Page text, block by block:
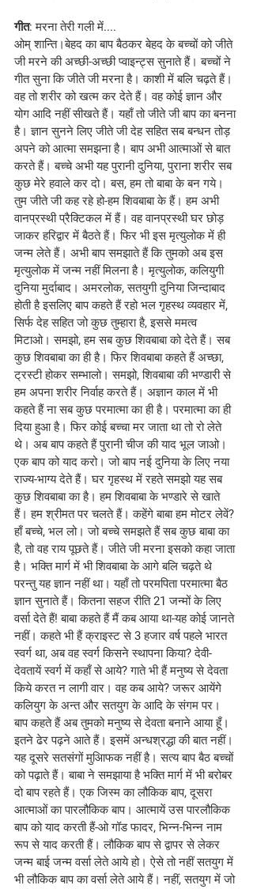
गीत: मरना तेरी गली में....
ओम् शान्ति।बेहद का बाप बैठकर बेहद के बच्चों को जीते
जी मरने की अच्छी-अच्छी प्वाइन्ट्स सुनाते हैं। बच्चों ने
गीत सुना कि जीते जी मरना है। काशी में बलि चढ़ते हैं।
वह तो शरीर को खत्म कर देते हैं। वह कोई ज्ञान और
योग आदि नहीं सीखते हैं। यहाँ तो जीते जी बाप का बनना
है। ज्ञान सुनने लिए जीते जी देह सहित सब बन्धन तोड़
अपने को आत्मा समझना है। बाप अभी आत्माओं से बात
करते हैं। बच्चे अभी यह पुरानी दुनिया, पुराना शरीर सब
कुछ मेरे हवाले कर दो। बस, हम तो बाबा के बन गये।
तुम जीते जी कह रहे हो-हम शिवबाबा के हैं। हम अभी
वानप्रस्थी प्रैक्टिकल में हैं। वह वानप्रस्थी घर छोड़
जाकर हरिद्वार में बैठते हैं। फिर भी इस मृत्युलोक में ही
जन्म लेते हैं। अभी बाप समझाते हैं कि तुमको अब इस
मृत्युलोक में जन्म नहीं मिलना है। मृत्युलोक, कलियुगी
दुनिया मुर्दाबाद। अमरलोक, सतयुगी दुनिया जिन्दाबाद
होती है इसलिए बाप कहते हैं रहो भल गृहस्थ व्यवहार में,
सिर्फ देह सहित जो कुछ तुम्हारा है, इससे ममत्व
मिटाओ। समझो, हम सब कुछ शिवबाबा को देते हैं। सब
कुछ शिवबाबा का ही है। फिर शिवबाबा कहते हैं अच्छा,
ट्रस्टी होकर सम्भालो। समझो, शिवबाबा की भण्डारी से
हम अपना शरीर निर्वाह करते हैं। अज्ञान काल में भी
कहते हैं ना सब कुछ परमात्मा का ही है। परमात्मा का ही
दिया हुआ है। फिर कोई बच्चा मर जाता था तो रो लेते
थे। अब बाप कहते हैं पुरानी चीज की याद भूल जाओ।
एक बाप को याद करो। जो बाप नई दुनिया के लिए नया
राज्य-भाग्य देते हैं। घर गृहस्थ में रहते समझो यह सब
कुछ शिवबाबा का है। हम शिवबाबा के भण्डारे से खाते
हैं। हम श्रीमत पर चलते हैं। कहेंगे बाबा हम मोटर लेवें?
हाँ बच्चे, भल लो। जो बच्चे समझते हैं सब कुछ बाबा का
है, तो वह राय पूछते हैं। जीते जी मरना इसको कहा जाता
है। भक्ति मार्ग में भी शिवबाबा के आगे बलि चढ़ते थे
परन्तु यह ज्ञान नहीं था। यहाँ तो परमपिता परमात्मा बैठ
ज्ञान सुनाते हैं। कितना सहज रीति 21 जन्मों के लिए
वर्सा देते हैं! बाबा कहते हैं मैं कब आया था-यह कोई जानते
नहीं। कहते भी हैं क्राइस्ट से 3 हजार वर्ष पहले भारत
स्वर्ग था, अब वह स्वर्ग किसने स्थापना किया? देवी-
देवतायें स्वर्ग में कहाँ से आये? गाते भी हैं मनुष्य से देवता
किये करत न लागी वार। वह कब आये? जरूर आयेंगे
कलियुग के अन्त और सतयुग के आदि के संगम पर।
बाप कहते हैं अब तुमको मनुष्य से देवता बनाने आया हूँ।
इतने ढेर पढ़ने आते हैं। इसमें अन्धश्रद्धा की बात नहीं।
यह दूसरे सतसंगों मुआिफक नहीं है। सत्य बाप बैठ बच्चों
को पढ़ाते हैं। बाबा ने समझाया है भक्ति मार्ग में भी बरोबर
दो बाप रहते हैं। एक जिस्म का लौकिक बाप, दूसरा
आत्माओं का पारलौकिक बाप। आत्मायें उस पारलौकिक
बाप को याद करती हैं-ओ गॉड फादर, भिन्न-भिन्न नाम
रूप से याद करती हैं। लौकिक बाप से द्वापर से लेकर
जन्म बाई जन्म वर्सा लेते आये हो। ऐसे तो नहीं सतयुग में
भी लौकिक बाप का वर्सा लेते आये हैं। नहीं, सतयुग में जो